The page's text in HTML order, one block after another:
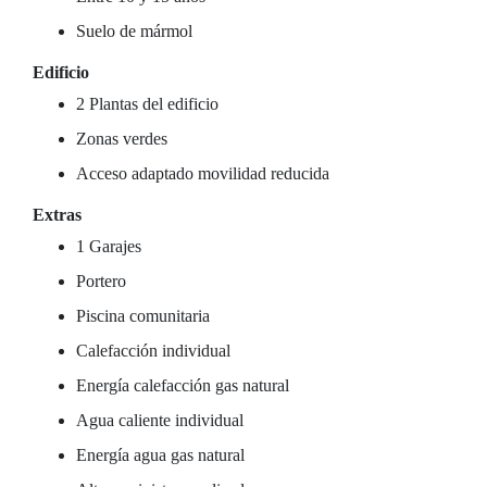
Suelo de mármol
Edificio
2 Plantas del edificio
Zonas verdes
Acceso adaptado movilidad reducida
Extras
1 Garajes
Portero
Piscina comunitaria
Calefacción individual
Energía calefacción gas natural
Agua caliente individual
Energía agua gas natural